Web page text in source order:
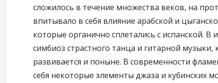
сложилось в течение множества веков, на
впитывало в себя влияние арабской и
которые органично сплетались с испанской. В
симбиоз страстного танца и гитарной музыки,
развивается и поныне. В современности
себя некоторые элементы джаза и кубинских